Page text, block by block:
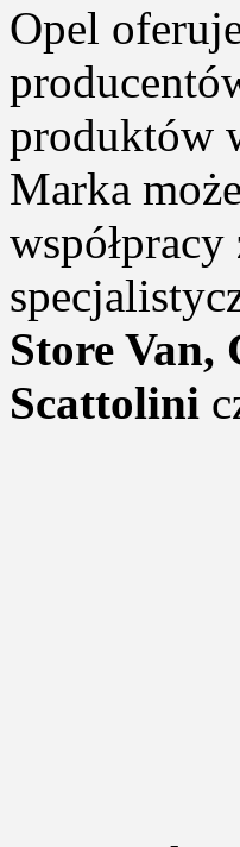
Opel
produktów
Marka
Store Van,
Scattolini